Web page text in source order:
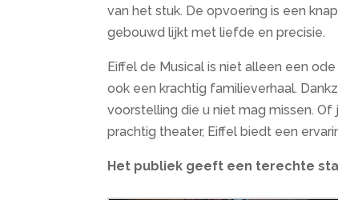
van het stuk. De opvoering is een
gebouwd lijkt met liefde en precisie.
Eiffel de Musical is niet alleen een
ook een krachtig familieverhaal.
voorstelling die u niet mag missen.
prachtig theater, Eiffel biedt een
Het publiek geeft een terechte